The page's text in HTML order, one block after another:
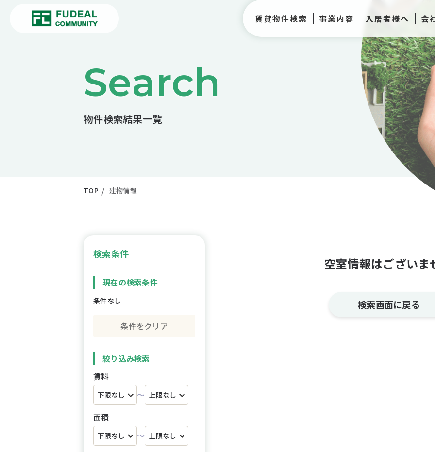
賃貸物件検索 事業内容 入居者様へ 会
物件検索結果一覧
Search
TOP 建物情報
検索条件
現在の検索条件
条件なし
条件をクリア
絞り込み検索
賃料
～
面積
～
空室情報はございま
検索画面に戻る